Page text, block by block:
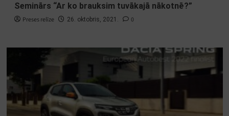
Seminārs “Ar ko brauksim tuvākajā nākotnē?”
Preses relīze 26. oktobris, 2021. 0